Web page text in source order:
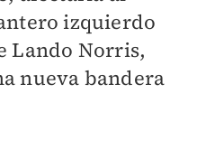
izquierdo
Lando Norris,
nueva bandera